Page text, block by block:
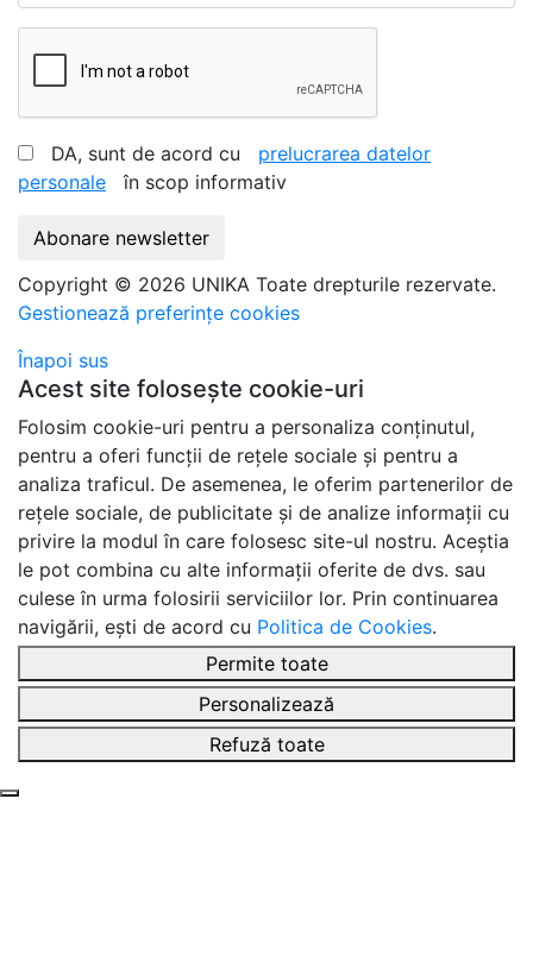
DA, sunt de acord cu
prelucrarea datelor
personale în scop informativ
Abonare newsletter
Copyright © 2026 UNIKA Toate drepturile rezervate.
Gestionează preferințe cookies
Înapoi sus
Acest site folosește cookie-uri
Folosim cookie-uri pentru a personaliza conținutul,
pentru a oferi funcții de rețele sociale și pentru a
analiza traficul. De asemenea, le oferim partenerilor de
rețele sociale, de publicitate și de analize informații cu
privire la modul în care folosesc site-ul nostru. Aceștia
le pot combina cu alte informații oferite de dvs. sau
culese în urma folosirii serviciilor lor. Prin continuarea
navigării, ești de acord cu Politica de Cookies.
Permite toate
Personalizează
Refuză toate